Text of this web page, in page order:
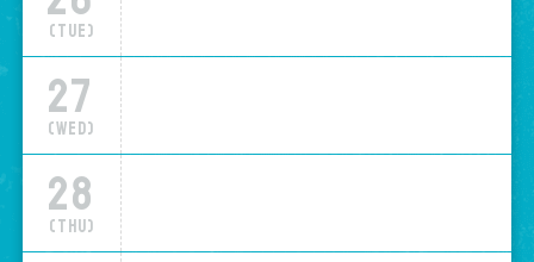
(Tue)
27
(Wed)
28
(Thu)